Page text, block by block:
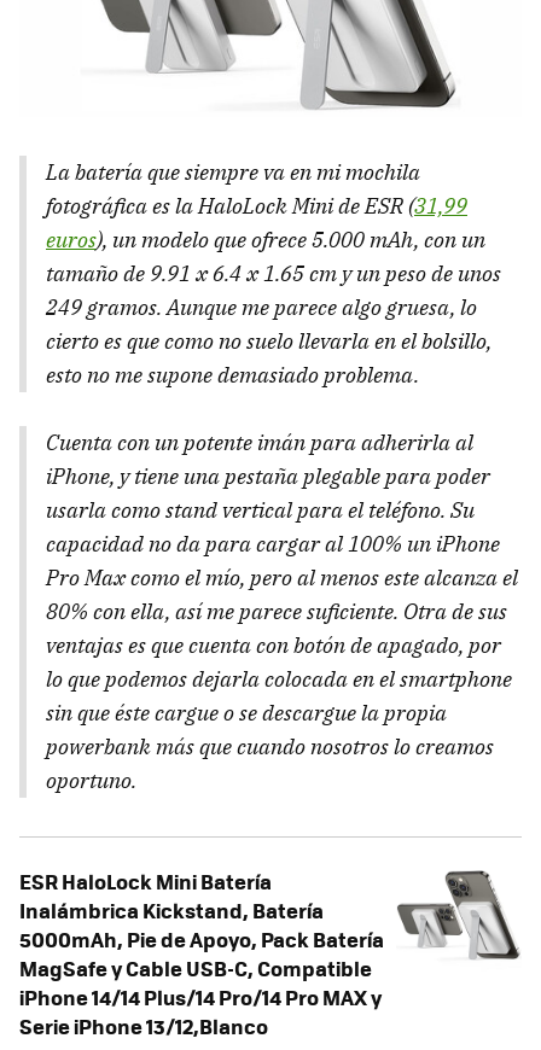
La batería que siempre va en mi mochila
fotográfica es la HaloLock Mini de ESR (31,99
euros), un modelo que ofrece 5.000 mAh, con un
tamaño de 9.91 x 6.4 x 1.65 cm y un peso de unos
249 gramos. Aunque me parece algo gruesa, lo
cierto es que como no suelo llevarla en el bolsillo,
esto no me supone demasiado problema.
Cuenta con un potente imán para adherirla al
iPhone, y tiene una pestaña plegable para poder
usarla comostandvertical para el teléfono. Su
capacidad no da para cargar al 100% un iPhone
Pro Max como el mío, pero al menos este alcanza el
80% con ella, así me parece suficiente. Otra de sus
ventajas es que cuenta con botón de apagado, por
lo que podemos dejarla colocada en el smartphone
sin que éste cargue o se descargue la propia
powerbank más que cuando nosotros lo creamos
oportuno.
ESR HaloLock Mini Batería
Inalámbrica Kickstand, Batería
5000mAh, Pie de Apoyo, Pack Batería
MagSafe y Cable USB-C, Compatible
iPhone 14/14 Plus/14 Pro/14 Pro MAX y
Serie iPhone 13/12,Blanco